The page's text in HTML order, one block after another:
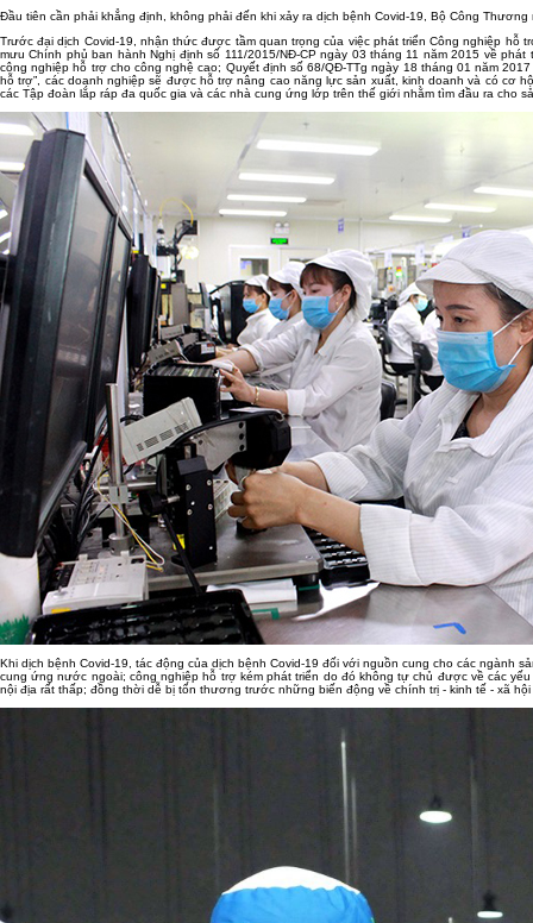
Đầu tiên cần phải khẳng định, không phải đến khi xảy ra dịch bệnh Covid-19, Bộ Công
Trước đại dịch Covid-19, nhận thức được tầm quan trọng của việc phát triển Công nghiệp
mưu Chính phủ ban hành Nghị định số 111/2015/NĐ-CP ngày 03 tháng 11 năm 2015 về
công nghiệp hỗ trợ cho công nghệ cao; Quyết định số 68/QĐ-TTg ngày 18 tháng 01 năm
hỗ trợ”, các doanh nghiệp sẽ được hỗ trợ nâng cao năng lực sản xuất, kinh doanh và có cơ
các Tập đoàn lắp ráp đa quốc gia và các nhà cung ứng lớp trên thế giới nhằm tìm đầu ra
Khi dịch bệnh Covid-19, tác động của dịch bệnh Covid-19 đối với nguồn cung cho các ngành
cung ứng nước ngoài; công nghiệp hỗ trợ kém phát triển do đó không tự chủ được về các
nội địa rất thấp; đồng thời dễ bị tổn thương trước những biến động về chính trị - kinh tế - xã